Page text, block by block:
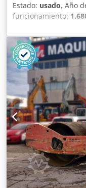
Estado: usado, Año
funcionamiento:
Dimensiones
Burgo de Ebro
para tareas de
mantenimiento de
controles sencillos y
en estado operativo,
primer día. Perfecto
maquinaria de
Peso de servicio:
tambor: 1.200 mm
Capacidad de